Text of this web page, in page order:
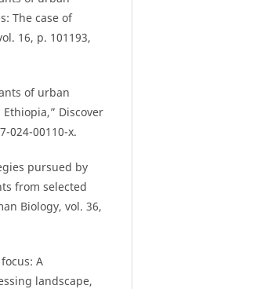
The case of
16, p. 101193,
of urban
Discover
024-00110-x.
pursued by
from selected
Biology, vol. 36,
A
landscape,